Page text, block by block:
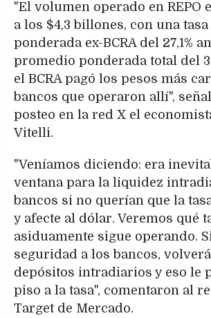
"El volumen operado en REPO
a los $4,3 billones, con una
ponderada ex-BCRA del 27,1%
promedio ponderada total del
el BCRA pagó los pesos más
bancos que operaron allí",
posteo en la red X el
Vitelli.
"Veníamos diciendo: era
ventana para la liquidez
bancos si no querían que la
y afecte al dólar. Veremos qué
asiduamente sigue operando.
seguridad a los bancos,
depósitos intradiarios y eso le
piso a la tasa", comentaron al
Target de Mercado.